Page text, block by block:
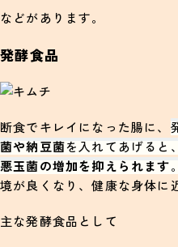
などがあります。
発酵食品
断食でキレイになった腸に、
菌や納豆菌を入れてあげると
悪玉菌の増加を抑えられます。
境が良くなり、健康な身体に
主な発酵食品として